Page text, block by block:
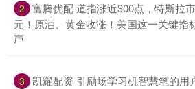
2 富腾优配 道指涨近300点，特斯拉
元！原油、黄金收涨！美国这一关键指
声
3 凯耀配资 引励场学习机智慧笔的用